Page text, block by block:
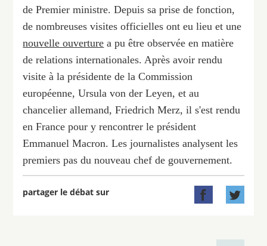
de Premier ministre. Depuis sa prise de fonction,
de nombreuses visites officielles ont eu lieu et une
nouvelle ouverture a pu être observée en matière
de relations internationales. Après avoir rendu
visite à la présidente de la Commission
européenne, Ursula von der Leyen, et au
chancelier allemand, Friedrich Merz, il s'est rendu
en France pour y rencontrer le président
Emmanuel Macron. Les journalistes analysent les
premiers pas du nouveau chef de gouvernement.
partager le débat sur  